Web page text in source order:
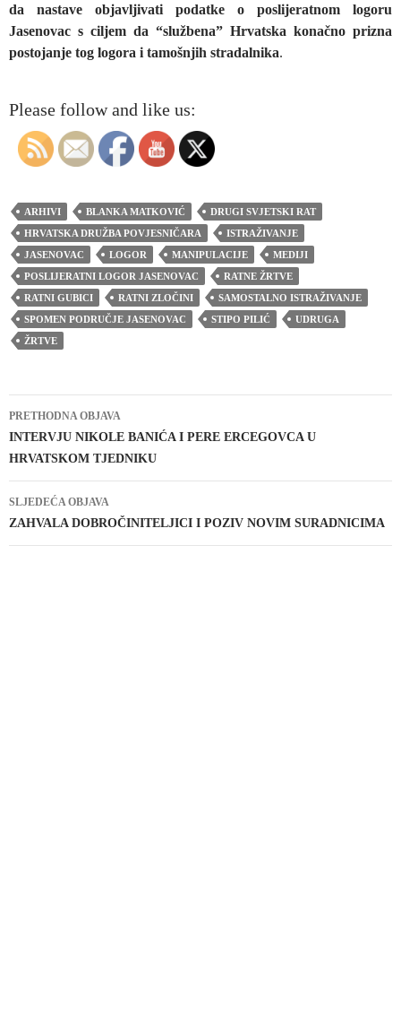
da nastave objavljivati podatke o poslijeratnom logoru
Jasenovac s ciljem da “službena” Hrvatska konačno prizna
postojanje tog logora i tamošnjih stradalnika.
Please follow and like us:
ARHIVI BLANKA MATKOVIĆ
DRUGI SVJETSKI RAT
HRVATSKA DRUŽBA POVJESNIČARA
ISTRAŽIVANJE
JASENOVAC
LOGOR MANIPULACIJE
MEDIJI
POSLIJERATNI LOGOR JASENOVAC
RATNE ŽRTVE
RATNI GUBICI
RATNI ZLOČINI
SAMOSTALNO ISTRAŽIVANJE
SPOMEN PODRUČJE JASENOVAC
STIPO PILIĆ
UDRUGA
ŽRTVE
Navigacija
objava
PRETHODNA OBJAVA
INTERVJU NIKOLE BANIĆA I PERE ERCEGOVCA U
HRVATSKOM TJEDNIKU
SLJEDEĆA OBJAVA
ZAHVALA DOBROČINITELJICI I POZIV NOVIM SURADNICIMA